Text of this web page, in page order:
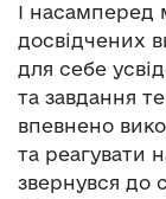
І насамперед
досвідчених
для себе
та завдання
впевнено
та реагувати
звернувся до